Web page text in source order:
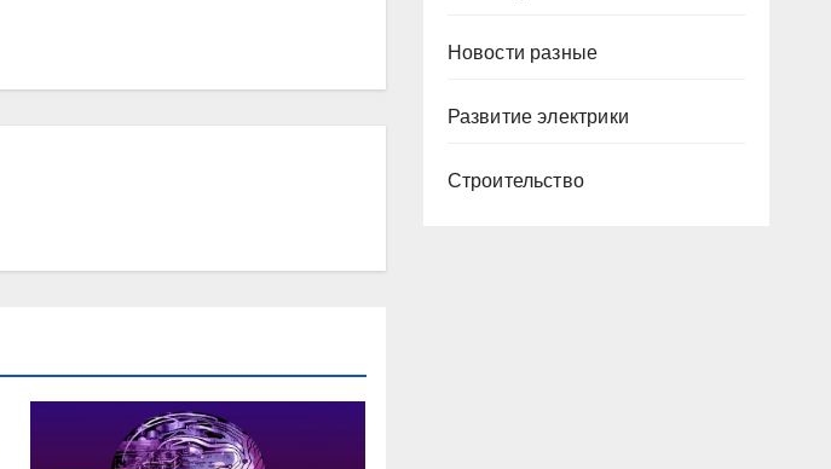
Новости разные
Развитие электрики
Строительство